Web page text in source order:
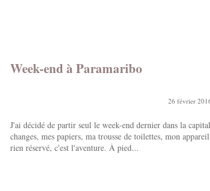
Week-end à Paramaribo
26 février
J'ai décidé de partir seul le week-end dernier dans la
changes, mes papiers, ma trousse de toilettes, mon
rien réservé, c'est l'aventure. À pied...